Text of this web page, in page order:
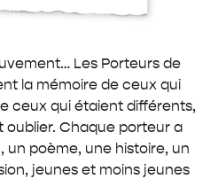
Les Porteurs de
la mémoire de ceux qui
ceux qui étaient différents,
oublier. Chaque porteur a
un poème, une histoire, un
jeunes et moins jeunes